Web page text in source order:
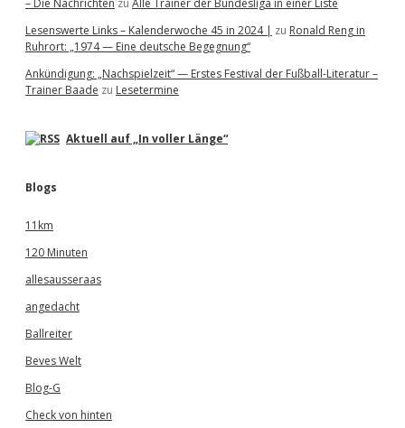
– Die Nachrichten zu Alle Trainer der Bundesliga in einer Liste
Lesenswerte Links – Kalenderwoche 45 in 2024 | zu Ronald Reng in
Ruhrort: „1974 — Eine deutsche Begegnung“
Ankündigung: „Nachspielzeit“ — Erstes Festival der Fußball-Literatur –
Trainer Baade zu Lesetermine
Aktuell auf „In voller Länge“
Blogs
11km
120 Minuten
allesausseraas
angedacht
Ballreiter
Beves Welt
Blog-G
Check von hinten